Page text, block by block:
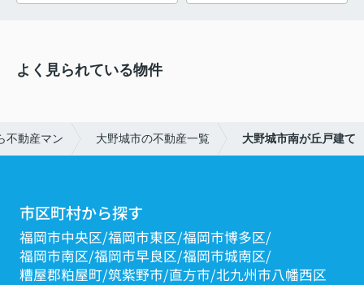
よく見られている物件
不動産マン 大野城市の不動産一覧 大野城市南が丘戸建て
市区町村から探す
福岡市中央区 福岡市東区 福岡市博多区
福岡市南区 福岡市早良区 福岡市城南区
糟屋郡粕屋町 筑紫野市 直方市 北九州市八幡西区